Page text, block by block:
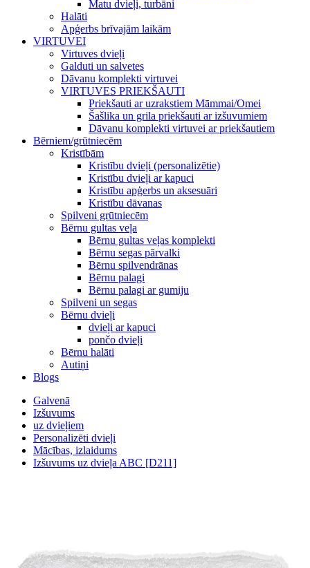
Matu dvieļi, turbāni
Halāti
Apģerbs brīvajām laikām
VIRTUVEI
Virtuves dvieļi
Galduti un salvetes
Dāvanu komplekti virtuvei
VIRTUVES PRIEKŠAUTI
Priekšauti ar uzrakstiem Māmmai/Omei
Šašlika un grila priekšauti ar izšuvumiem
Dāvanu komplekti virtuvei ar priekšautiem
Bērniem/grūtniecēm
Kristībām
Kristību dvieļi (personalizētie)
Kristību dvieļi ar kapuci
Kristību apģerbs un aksesuāri
Kristību dāvanas
Spilveni grūtniecēm
Bērnu gultas veļa
Bērnu gultas veļas komplekti
Bērnu segas pārvalki
Bērnu spilvendrānas
Bērnu palagi
Bērnu palagi ar gumiju
Spilveni un segas
Bērnu dvieļi
dvieļi ar kapuci
pončo dvieļi
Bērnu halāti
Autiņi
Blogs
Galvenā
Izšuvums
uz dvieļiem
Personalizēti dvieļi
Mācības, izlaidums
Izšuvums uz dvieļa ABC [D211]